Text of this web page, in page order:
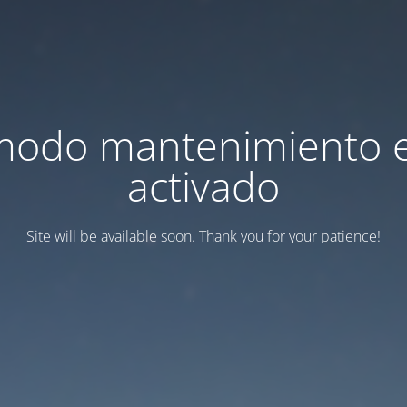
mantenimiento
activado
Site will be available soon. Thank you for your patience!